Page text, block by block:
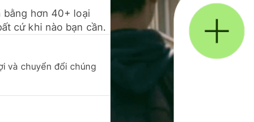
hơn 40+ loại
cứ khi nào bạn cần.
và chuyển đổi chúng